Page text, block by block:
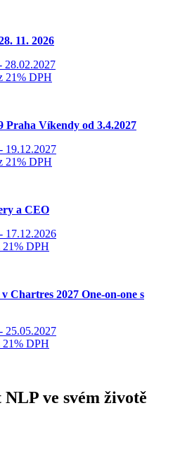
11. 2026
28.02.2027
21% DPH
Praha Víkendy od 3.4.2027
19.12.2027
21% DPH
a CEO
17.12.2026
21% DPH
Chartres 2027 One-on-one s
25.05.2027
21% DPH
ve svém životě